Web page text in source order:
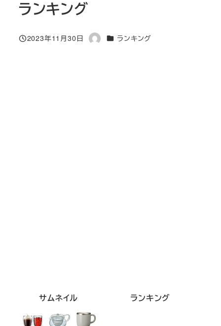
ランキング
投稿日
2023年11月30日
著
カテゴリー
ランキング
サムネイル ランキング